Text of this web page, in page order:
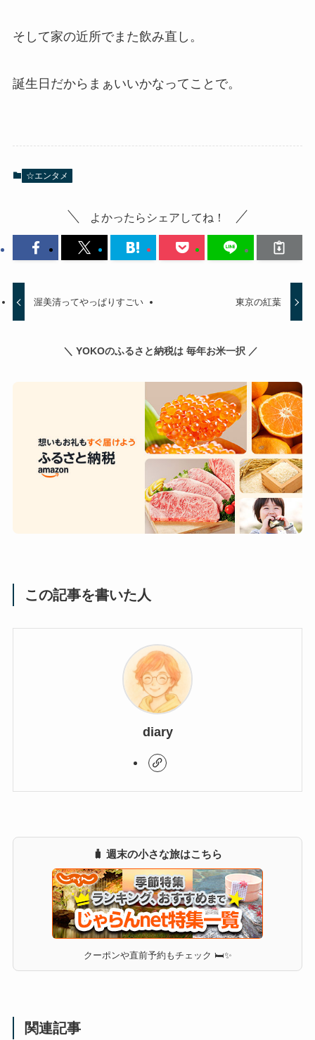
そして家の近所でまた飲み直し。
誕生日だからまぁいいかなってことで。
☆エンタメ
よかったらシェアしてね！
渥美清ってやっぱりすごい 東京の紅葉
＼ YOKOのふるさと納税は 毎年お米一択 ／
この記事を書いた人
diary
🧳 週末の小さな旅はこちら
クーポンや直前予約もチェック 🛏✨
関連記事